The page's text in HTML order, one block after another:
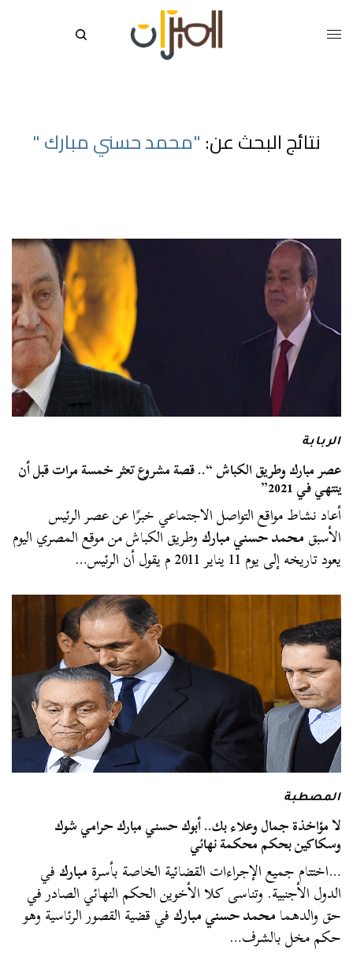
نتائج البحث عن: "محمد حسني مبارك "
الربابة
عصر مبارك وطريق الكباش “.. قصة مشروع تعثر خمسة مرات قبل أن
ينتهي في 2021”
أعاد نشاط مواقع التواصل الاجتماعي خبرًا عن عصر الرئيس
الأسبقمحمد حسني مباركوطريق الكباش من موقع المصري اليوم
يعود تاريخه إلى يوم 11 يناير 2011 م يقول أن الرئيس…
المصطبة
لا مؤاخذة جمال وعلاء بك.. أبوك حسني مبارك حرامي شوك
وسكاكين بحكم محكمة نهائي
…اختتام جميع الإجراءات القضائية الخاصة بأسرةمباركفي
الدول الأجنبية. وتناسى كلا الأخوين الحكم النهائي الصادر في
حق والدهمامحمد حسني مباركفي قضية القصور الرئاسية وهو
حكم مخل بالشرف…